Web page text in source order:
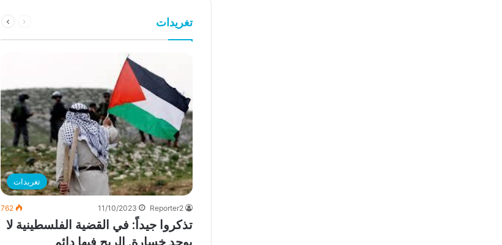
تغريدات
الصفحة
تغريدات
Reporter2
11/10/2023
762
‏تذكروا جيداً: في القضية الفلسطينية لا